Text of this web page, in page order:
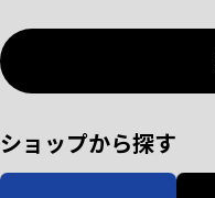
ショップから探す